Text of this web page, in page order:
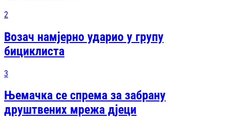
2
Возач намјерно ударио у групу
бициклиста
3
Њемачка се спрема за забрану
друштвених мрежа дјеци